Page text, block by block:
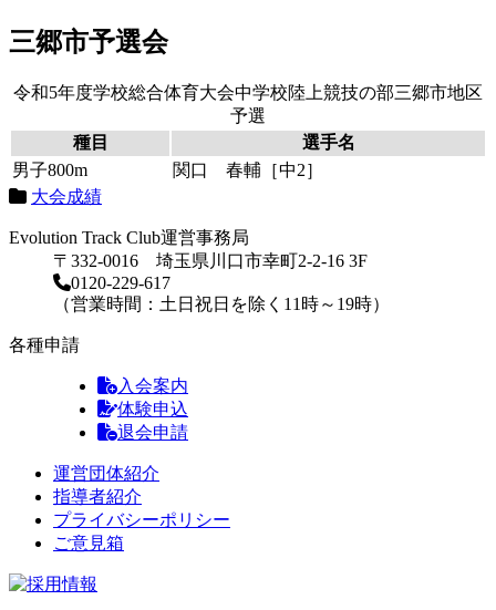
三郷市予選会
令和5年度学校総合体育大会中学校陸上競技の部三郷市地区
予選
種目
選手名
男子800m
関口 春輔［中2］
大会成績
Evolution Track Club運営事務局
〒332-0016 埼玉県川口市幸町2-2-16 3F
0120-229-617
（営業時間：土日祝日を除く11時～19時）
各種申請
入会案内
体験申込
退会申請
運営団体紹介
指導者紹介
プライバシーポリシー
ご意見箱